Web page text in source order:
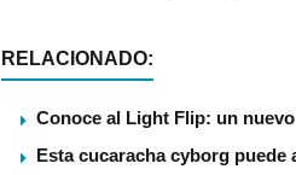
RELACIONADO:
Conoce al Light Flip: un
Esta cucaracha cyborg puede